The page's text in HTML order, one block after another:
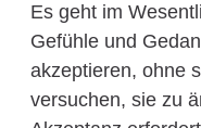
Es geht im
Gefühle und
akzeptieren, ohne
versuchen, sie zu